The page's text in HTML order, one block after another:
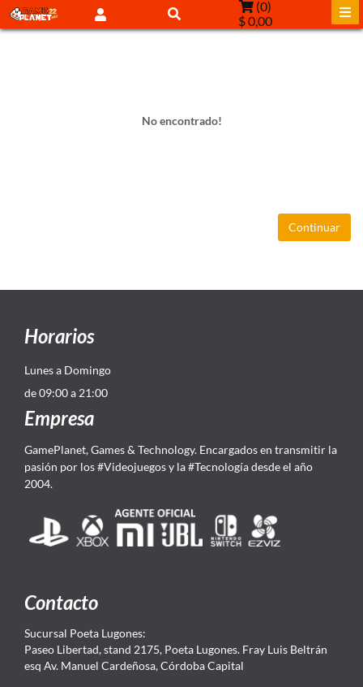
(0)
$ 0,00
No encontrado!
Continuar
Horarios
Lunes a Domingo
de 09:00 a 21:00
Empresa
GamePlanet, Games & Technology. Encargados en transmitir la
pasión por los #Videojuegos y la #Tecnología desde el año
2004.
Contacto
Sucursal Poeta Lugones:
Paseo Libertad, stand 2175, Poeta Lugones. Fray Luis Beltrán
esq Av. Manuel Cardeñosa, Córdoba Capital